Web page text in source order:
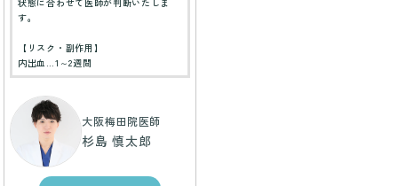
す。
【リスク・副作用】
内出血…1～2週間
大阪梅田院医師
杉島 慎太郎